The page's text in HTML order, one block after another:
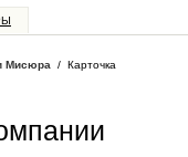
Мисюра / Карточка